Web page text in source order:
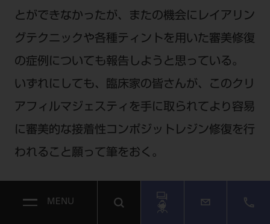
とができなかったが、またの機会にレイアリン
グテクニックや各種ティントを用いた審美修復
の症例についても報告しようと思っている。
いずれにしても、臨床家の皆さんが、このクリ
アフィルマジェスティを手に取られてより容易
に審美的な接着性コンポジットレジン修復を行
われること願って筆をおく。
MENU